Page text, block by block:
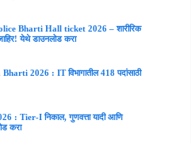
Bharti Hall ticket 2026 – शारीरिक
येथे डाउनलोड करा
2026 : IT विभागातील 418 पदांसाठी
: Tier-I निकाल, गुणवत्ता यादी आणि
करा